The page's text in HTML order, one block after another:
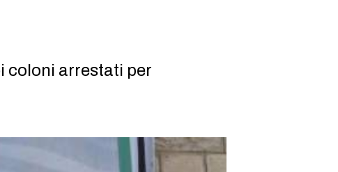
coloni arrestati per